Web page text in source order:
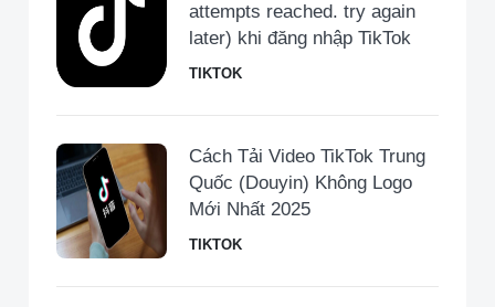
attempts reached. try again
later) khi đăng nhập TikTok
TIKTOK
Cách Tải Video TikTok Trung
Quốc (Douyin) Không Logo
Mới Nhất 2025
TIKTOK